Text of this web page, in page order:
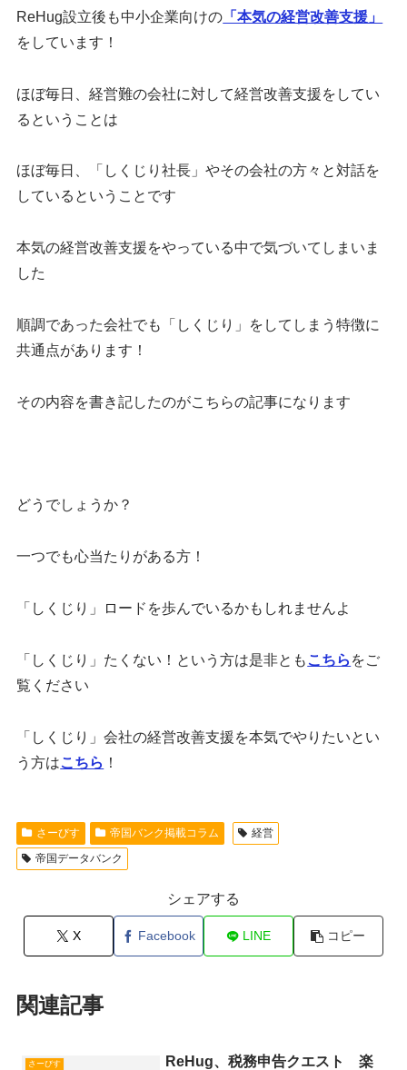
ReHug設立後も中小企業向けの 「本気の経営改善支援」
をしています！
ほぼ毎日、経営難の会社に対して経営改善支援をしてい
るということは
ほぼ毎日、「しくじり社長」やその会社の方々と対話を
しているということです
本気の経営改善支援をやっている中で気づいてしまいま
した
順調であった会社でも「しくじり」をしてしまう特徴に
共通点があります！
その内容を書き記したのがこちらの記事になります
どうでしょうか？
一つでも心当たりがある方！
「しくじり」ロードを歩んでいるかもしれませんよ
「しくじり」たくない！という方は是非とも こちら をご
覧ください
「しくじり」会社の経営改善支援を本気でやりたいとい
う方はこちら ！
さーびす 帝国バンク掲載コラム
経営
帝国データバンク
シェアする
X Facebook LINE コピー
関連記事
さーびす
ReHug、税務申告クエスト 楽